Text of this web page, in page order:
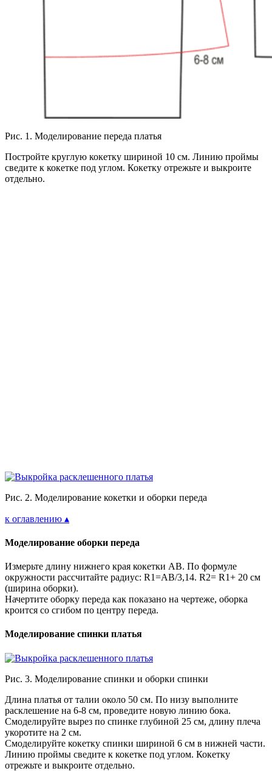
Рис. 1. Моделирование переда платья
Постройте круглую кокетку шириной 10 см. Линию проймы
сведите к кокетке под углом. Кокетку отрежьте и выкроите
отдельно.
Рис. 2. Моделирование кокетки и оборки переда
к оглавлению ▴
Моделирование оборки переда
Измерьте длину нижнего края кокетки АВ. По формуле
окружности рассчитайте радиус: R1=AB/3,14. R2= R1+ 20 см
(ширина оборки).
Начертите оборку переда как показано на чертеже, оборка
кроится со сгибом по центру переда.
Моделирование спинки платья
Рис. 3. Моделирование спинки и оборки спинки
Длина платья от талии около 50 см. По низу выполните
расклешение на 6-8 см, проведите новую линию бока.
Смоделируйте вырез по спинке глубиной 25 см, длину плеча
укоротите на 2 см.
Смоделируйте кокетку спинки шириной 6 см в нижней части.
Линию проймы сведите к кокетке под углом. Кокетку
отрежьте и выкроите отдельно.